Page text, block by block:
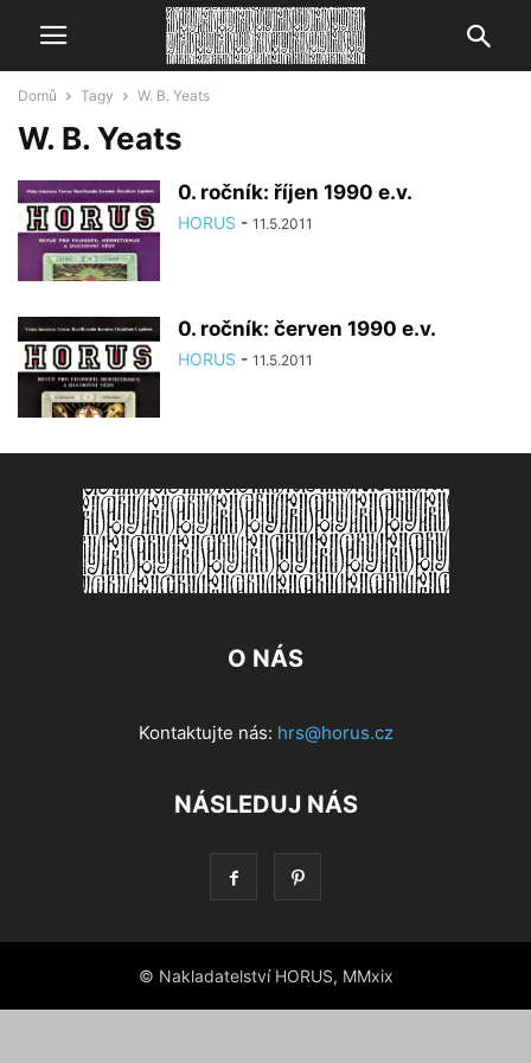
Domů Tagy W. B. Yeats
W. B. Yeats
0. ročník: říjen 1990 e.v.
HORUS - 11.5.2011
0. ročník: červen 1990 e.v.
HORUS - 11.5.2011
O NÁS
Kontaktujte nás: hrs@horus.cz
NÁSLEDUJ NÁS
© Nakladatelství HORUS, MMxix